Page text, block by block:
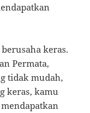
keras.
Permata,
tidak mudah,
keras, kamu